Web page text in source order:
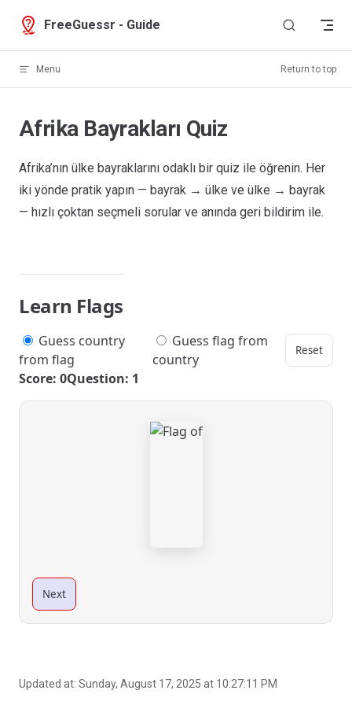
Skip to content
FreeGuessr - Guide
Menu Return to top
Afrika Bayrakları Quiz
Afrika’nın ülke bayraklarını odaklı bir quiz ile öğrenin. Her
iki yönde pratik yapın — bayrak → ülke ve ülke → bayrak
— hızlı çoktan seçmeli sorular ve anında geri bildirim ile.
Learn Flags
Guess country
from flag
Guess flag from
country
Reset
Score: 0Question: 1
Next
Updated at: Sunday, August 17, 2025 at 10:27:11 PM